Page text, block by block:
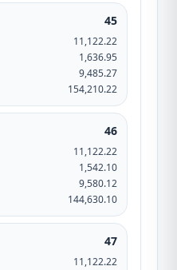
45
11,122.22
1,636.95
9,485.27
154,210.22
46
11,122.22
1,542.10
9,580.12
144,630.10
47
11,122.22